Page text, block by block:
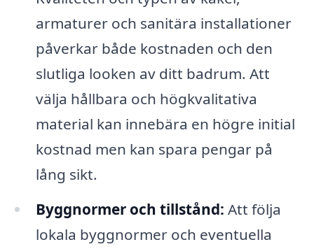
armaturer och sanitära installationer
påverkar både kostnaden och den
slutliga looken av ditt badrum. Att
välja hållbara och högkvalitativa
material kan innebära en högre initial
kostnad men kan spara pengar på
lång sikt.
Byggnormer och tillstånd: Att följa
lokala byggnormer och eventuella